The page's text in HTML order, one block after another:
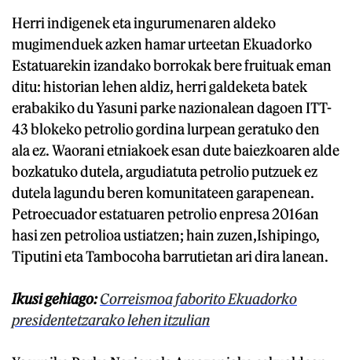
Herri indigenek eta ingurumenaren aldeko
mugimenduek azken hamar urteetan Ekuadorko
Estatuarekin izandako borrokak bere fruituak eman
ditu: historian lehen aldiz, herri galdeketa batek
erabakiko du Yasuni parke nazionalean dagoen ITT-
43 blokeko petrolio gordina lurpean geratuko den
ala ez. Waorani etniakoek esan dute baiezkoaren alde
bozkatuko dutela, argudiatuta petrolio putzuek ez
dutela lagundu beren komunitateen garapenean.
Petroecuador estatuaren petrolio enpresa 2016an
hasi zen petrolioa ustiatzen; hain zuzen,Ishipingo,
Tiputini eta Tambocoha barrutietan ari dira lanean.
Ikusi gehiago:Correismoa faborito Ekuadorko
presidentetzarako lehen itzulian